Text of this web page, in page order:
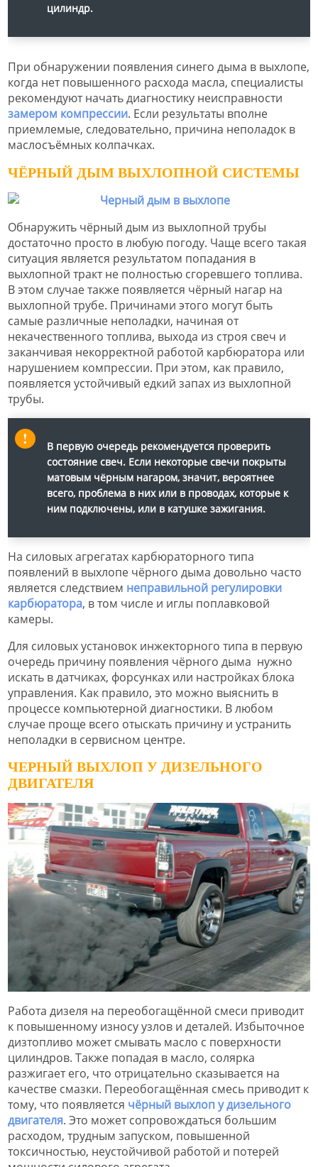
цилиндр.
При обнаружении появления синего дыма в выхлопе,
когда нет повышенного расхода масла, специалисты
рекомендуют начать диагностику неисправности
замером компрессии. Если результаты вполне
приемлемые, следовательно, причина неполадок в
маслосъёмных колпачках.
ЧЁРНЫЙ ДЫМ ВЫХЛОПНОЙ СИСТЕМЫ
Обнаружить чёрный дым из выхлопной трубы
достаточно просто в любую погоду. Чаще всего такая
ситуация является результатом попадания в
выхлопной тракт не полностью сгоревшего топлива.
В этом случае также появляется чёрный нагар на
выхлопной трубе. Причинами этого могут быть
самые различные неполадки, начиная от
некачественного топлива, выхода из строя свеч и
заканчивая некорректной работой карбюратора или
нарушением компрессии. При этом, как правило,
появляется устойчивый едкий запах из выхлопной
трубы.
В первую очередь рекомендуется проверить
состояние свеч. Если некоторые свечи покрыты
матовым чёрным нагаром, значит, вероятнее
всего, проблема в них или в проводах, которые к
ним подключены, или в катушке зажигания.
На силовых агрегатах карбюраторного типа
появлений в выхлопе чёрного дыма довольно часто
является следствием неправильной регулировки
карбюратора, в том числе и иглы поплавковой
камеры.
Для силовых установок инжекторного типа в первую
очередь причину появления чёрного дыма нужно
искать в датчиках, форсунках или настройках блока
управления. Как правило, это можно выяснить в
процессе компьютерной диагностики. В любом
случае проще всего отыскать причину и устранить
неполадки в сервисном центре.
ЧЕРНЫЙ ВЫХЛОП У ДИЗЕЛЬНОГО
ДВИГАТЕЛЯ
Работа дизеля на переобогащённой смеси приводит
к повышенному износу узлов и деталей. Избыточное
дизтопливо может смывать масло с поверхности
цилиндров. Также попадая в масло, солярка
разжигает его, что отрицательно сказывается на
качестве смазки. Переобогащённая смесь приводит к
тому, что появляется чёрный выхлоп у дизельного
двигателя. Это может сопровождаться большим
расходом, трудным запуском, повышенной
токсичностью, неустойчивой работой и потерей